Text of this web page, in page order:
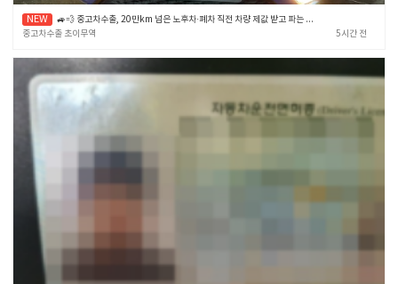
🚙💨 중고차수출, 20만km 넘은 노후차·폐차 직전 차량 제값 받고 파는 확실한 노하우 🎯✨ (중고차수출 초이무역)
중고차수출 초이무역
5시간 전